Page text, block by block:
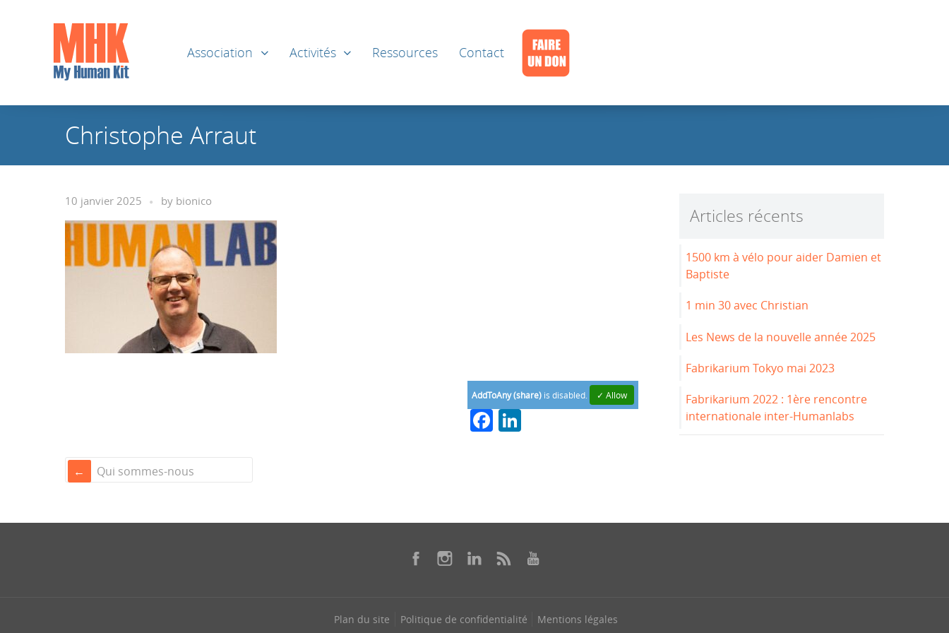
Association Activités Ressources Contact
Christophe Arraut
10 janvier 2025 by bionico
AddToAny (share) is disabled. ✓ Allow
Facebook
Qui sommes-nous
Articles récents
1500 km à vélo pour aider Damien et
Baptiste
1 min 30 avec Christian
Les News de la nouvelle année 2025
Fabrikarium Tokyo mai 2023
Fabrikarium 2022 : 1ère rencontre
internationale inter-Humanlabs
Plan du site Politique de confidentialité Mentions légales